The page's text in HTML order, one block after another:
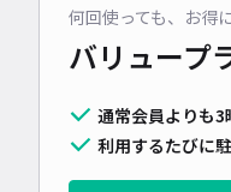
何回使っても、お得
バリュープ
通常会員よりも
利用するたびに